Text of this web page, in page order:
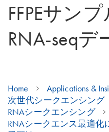
FFPEサン
RNA-seq
Home
Applications &
次世代シークエンシング
RNAシークエンシング
RNAシークエンス最適化